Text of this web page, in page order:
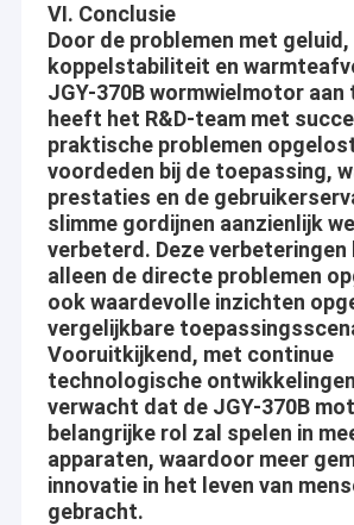
VI. Conclusie
Door de problemen met geluid,
koppelstabiliteit en
JGY-370B wormwielmotor aan
heeft het R&D-team met
praktische problemen
voordeden bij de toepassing,
prestaties en de
slimme gordijnen aanzienlijk
verbeterd. Deze verbeteringen
alleen de directe problemen
ook waardevolle inzichten
vergelijkbare
Vooruitkijkend, met continue
technologische
verwacht dat de JGY-370B
belangrijke rol zal spelen in
apparaten, waardoor meer
innovatie in het leven van
gebracht.